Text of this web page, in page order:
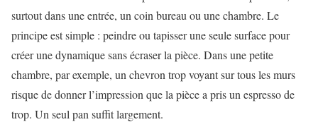
surtout dans une entrée, un coin bureau ou une chambre. Le
principe est simple : peindre ou tapisser une seule surface pour
créer une dynamique sans écraser la pièce. Dans une petite
chambre, par exemple, un chevron trop voyant sur tous les murs
risque de donner l’impression que la pièce a pris un espresso de
trop. Un seul pan suffit largement.